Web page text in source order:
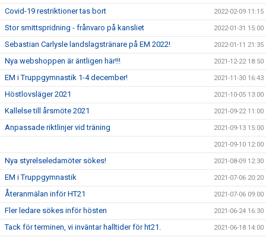
Covid-19 restriktioner tas bort 2022-02-09 11:15
Stor smittspridning - frånvaro på kansliet 2022-01-31 15:00
Sebastian Carlysle landslagstränare på EM 2022! 2022-01-11 21:35
Nya webshoppen är äntligen här!!! 2021-12-22 18:50
EM i Truppgymnastik 1-4 december! 2021-11-30 16:43
Höstlovsläger 2021 2021-10-05 13:00
Kallelse till årsmöte 2021 2021-09-22 11:00
Anpassade riktlinjer vid träning 2021-09-13 15:00
2021-09-10 12:00
Nya styrelseledamöter sökes! 2021-08-09 12:30
EM i Truppgymnastik 2021-07-06 20:20
Återanmälan inför HT21 2021-07-06 09:00
Fler ledare sökes inför hösten 2021-06-24 16:30
Tack för terminen, vi inväntar halltider för ht21. 2021-06-18 14:00